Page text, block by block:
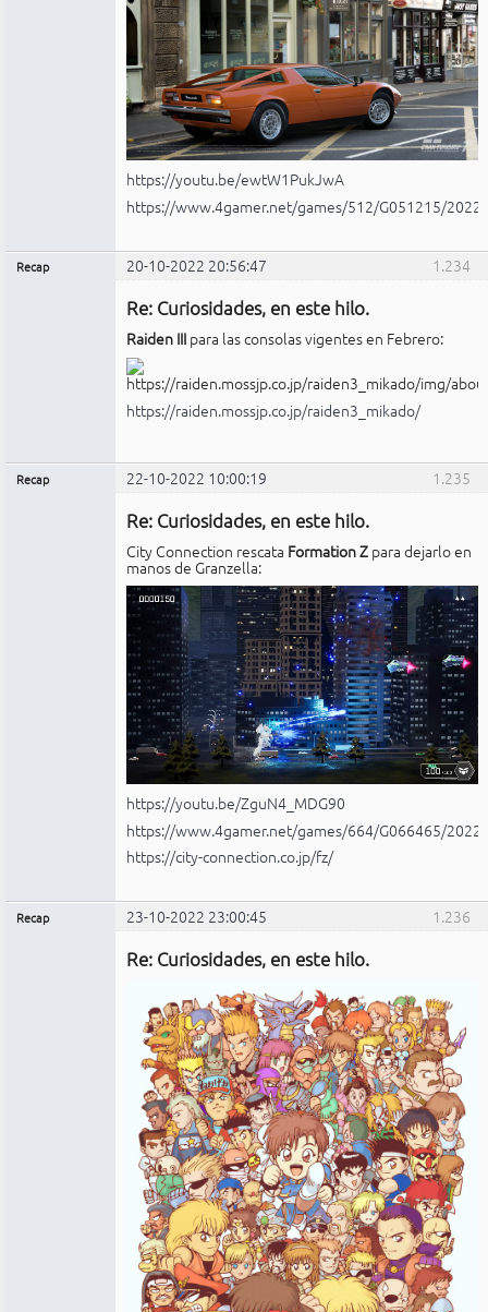
https://youtu.be/ewtW1PukJwA
https://www.4gamer.net/games/512/G051215/
1.234
Recap 20-10-2022 20:56:47
Re: Curiosidades, en este hilo.
Raiden III para las consolas vigentes en Febrero:
https://raiden.mossjp.co.jp/raiden3_mikado/
1.235
Recap 22-10-2022 10:00:19
Re: Curiosidades, en este hilo.
City Connection rescata Formation Z para dejarlo en
manos de Granzella:
https://youtu.be/ZguN4_MDG90
https://www.4gamer.net/games/664/G066465/
https://city-connection.co.jp/fz/
1.236
Recap 23-10-2022 23:00:45
Re: Curiosidades, en este hilo.